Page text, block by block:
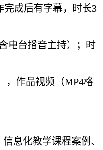
完成后有字幕，时长3
电台播音主持）；时
，作品视频（MP4格
息化教学课程案例、